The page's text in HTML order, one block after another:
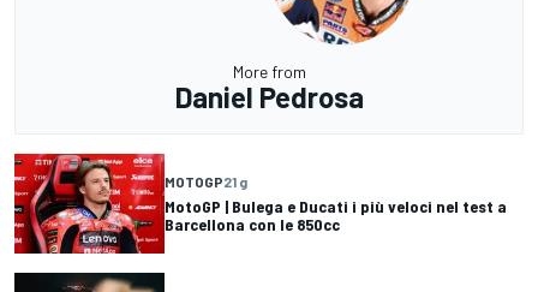
More from
Daniel Pedrosa
MOTOGP21 g
MotoGP | Bulega e Ducati i più veloci nel test a
Barcellona con le 850cc